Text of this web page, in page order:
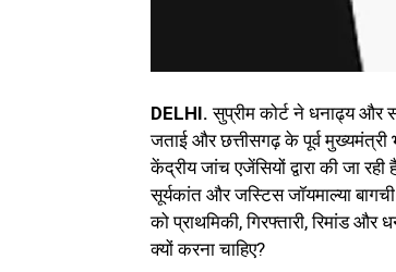
DELHI.सुप्रीम कोर्ट ने धनाढ्य और
जताई और छत्तीसगढ़ के पूर्व
केंद्रीय जांच एजेंसियों द्वारा की जा
सूर्यकांत और जस्टिस जॉयमाल्या
को प्राथमिकी, गिरफ्तारी, रिमांड
क्यों करना चाहिए?